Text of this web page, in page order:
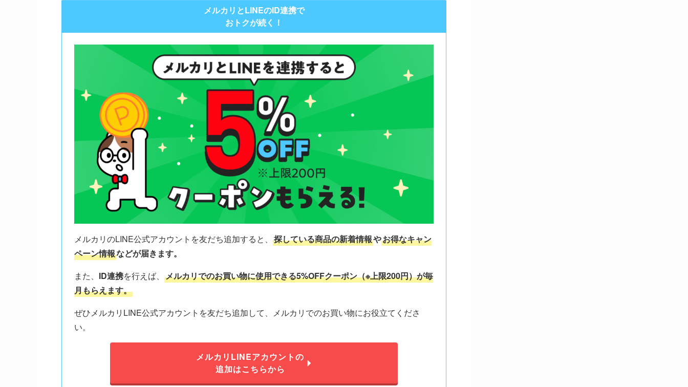
メルカリとLINEのID連携で
おトクが続く！
メルカリのLINE公式アカウントを友だち追加すると、 探している商品の新着情報やお得なキャン
ペーン情報などが届きます。
また、 ID連携を行えば、 メルカリでのお買い物に使用できる5%OFFクーポン（※上限200円）が毎
月もらえます。
ぜひメルカリLINE公式アカウントを友だち追加して、メルカリでのお買い物にお役立てくださ
い。
メルカリLINEアカウントの
追加はこちらから